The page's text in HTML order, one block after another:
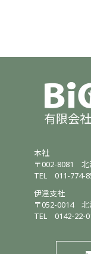
有限会
本社
〒002-8081
TEL011-774-
伊達支社
〒052-0014
TEL0142-22-